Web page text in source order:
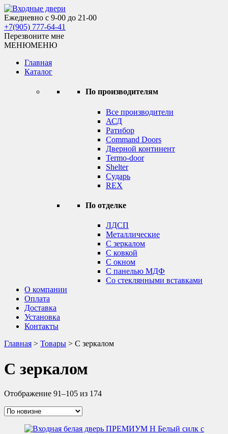
Skip
to
content
Входные двери
Ежедневно с 9-00 до 21-00
+7(905) 777-64-41
Перезвоните мне
МЕНЮМЕНЮ
Главная
Каталог
По производителям
Все производители
АСД
Ратибор
Command Doors
Дверной континент
Termo-door
Shelter
Сударь
REX
По отделке
ЛДСП
Металлические
С зеркалом
С ковкой
С окном
С панелью МДФ
Со стеклянными вставками
О компании
Оплата
Доставка
Установка
Контакты
Главная > Товары > С зеркалом
С зеркалом
Отображение 91–105 из 174